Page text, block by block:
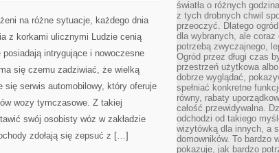
PRZERÓŻNE
KAŻDEGO
MAJĄ
CZYNIENIA
KORKAMI
ULICZNYMI
na różne sytuacje, każdego dnia
z korkami ulicznymi Ludzie cenią
posiadają intrygujące i nowoczesne
się czemu zadziwiać, że wielką
się serwis automobilowy, który oferuje
wozy tymczasowe. Z takiej
swój osobisty wóz w zakładzie
zdołają się zepsuć z […]
światła o różnych
z tych drobnych chwil
przeoczyć. Dlatego
dla wybranych, ale
potrzebą zwyczajnego,
Ogród przez długi czas
przestrzeń użytkowa
dobrze wyglądać,
spełniać konkretne
równy, rabaty
całość przewidywalna.
odchodzi od takiego
wizytówką dla innych, a
domowników. To bardzo
pokazuje, jak bardzo